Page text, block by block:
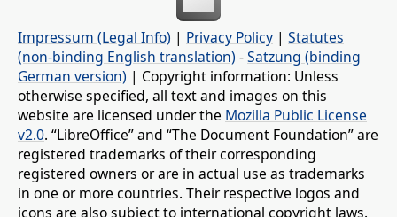
Impressum (Legal Info) | Privacy Policy | Statutes
(non-binding English translation) -Satzung (binding
German version) | Copyright information: Unless
otherwise specified, all text and images on this
website are licensed under the Mozilla Public License
v2.0. “LibreOffice” and “The Document Foundation” are
registered trademarks of their corresponding
registered owners or are in actual use as trademarks
in one or more countries. Their respective logos and
icons are also subject to international copyright laws.